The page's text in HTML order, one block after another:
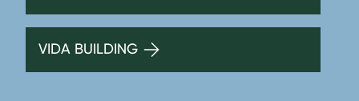
VIDA BUILDING